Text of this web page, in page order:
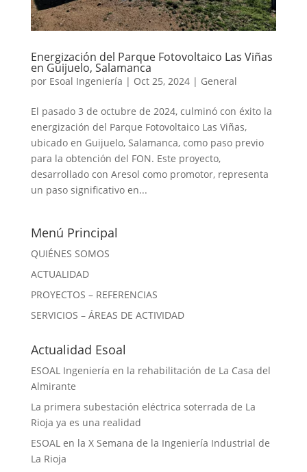
Energización del Parque Fotovoltaico Las Viñas
en Guijuelo, Salamanca
por Esoal Ingeniería | Oct 25, 2024| General
El pasado 3 de octubre de 2024, culminó con éxito la
energización del Parque Fotovoltaico Las Viñas,
ubicado en Guijuelo, Salamanca, como paso previo
para la obtención del FON. Este proyecto,
desarrollado con Aresol como promotor, representa
un paso significativo en...
Menú Principal
QUIÉNES SOMOS
ACTUALIDAD
PROYECTOS – REFERENCIAS
SERVICIOS – ÁREAS DE ACTIVIDAD
Actualidad Esoal
ESOAL Ingeniería en la rehabilitación de La Casa del
Almirante
La primera subestación eléctrica soterrada de La
Rioja ya es una realidad
ESOAL en la X Semana de la Ingeniería Industrial de
La Rioja